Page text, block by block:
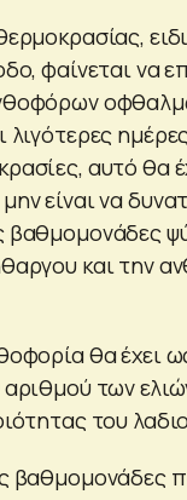
φαίνεται να
λιγότερες
αυτό θα
είναι να
βαθμομονάδες
και την
θα έχει
των
του
βαθμομονάδες